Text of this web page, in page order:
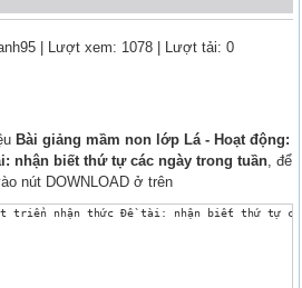
| Lượt xem: 1078 | Lượt tải: 0
Bài giảng mầm non lớp Lá - Hoạt động:
nhận biết thứ tự các ngày trong tuần, để
nút DOWNLOAD ở trên
nhận thức Đề tài: nhận biết thứ tự các ngày